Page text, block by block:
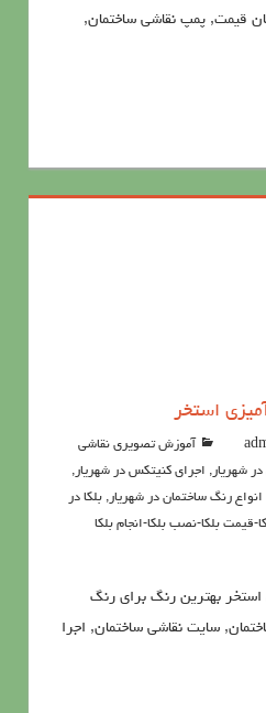
قیمت, پمپ نقاشی ساختمان,
استخر
آموزش تصویری نقاشی
شهریار, اجرای کنیتکس در شهریار,
انواع رنگ ساختمان در شهریار, بلکا در
قیمت بلکا-نصب بلکا-انجام بلکا
بهترین رنگ برای رنگ
سایت نقاشی ساختمان, اجرا